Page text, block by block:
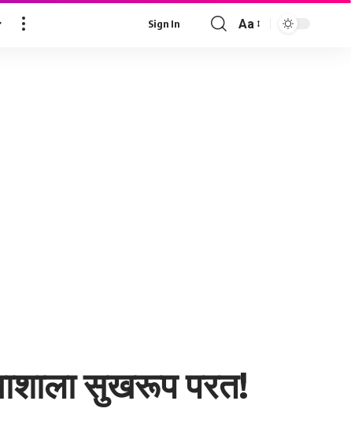
Sign In
Font
Aa
सुखरूप परत!